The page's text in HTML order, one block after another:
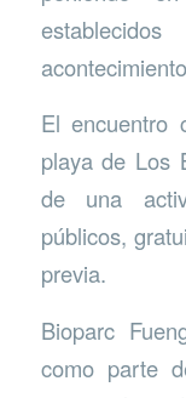
El encuentro
playa de Los
de una
públicos,
previa.
Bioparc
como parte